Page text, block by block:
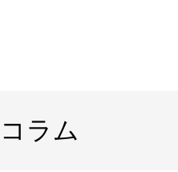
コラム